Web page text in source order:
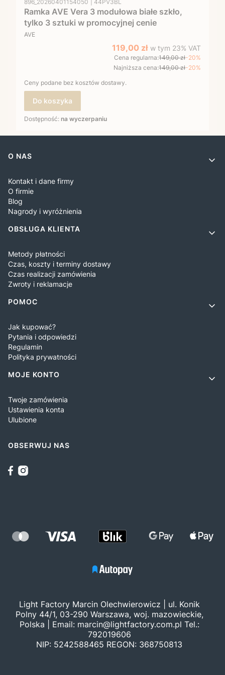
896_20260401154050 44PV3BL
Ramka AVE Vera 3 modułowa białe szkło,
tylko 3 sztuki w promocyjnej cenie
PRODUCENT
AVE
Cena promocyjna brutto
119,00 zł w tym %s VAT
w tym 23% VAT
Cena regularna:149,00 zł-20%
Najniższa cena:149,00 zł-20%
Ceny podane bez kosztów dostawy.
Do koszyka
Dostępność: na wyczerpaniu
Linki w stopce
O NAS
Kontakt i dane firmy
O firmie
Blog
Nagrody i wyróżnienia
OBSŁUGA KLIENTA
Metody płatności
Czas, koszty i terminy dostawy
Czas realizacji zamówienia
Zwroty i reklamacje
POMOC
Jak kupować?
Pytania i odpowiedzi
Regulamin
Polityka prywatności
MOJE KONTO
Twoje zamówienia
Ustawienia konta
Ulubione
OBSERWUJ NAS
Light Factory Marcin Olechwierowicz | ul. Konik
Polny 44/1, 03-290 Warszawa, woj. mazowieckie,
Polska | Email: marcin@lightfactory.com.pl Tel.:
792019606
NIP: 5242588465 REGON: 368750813